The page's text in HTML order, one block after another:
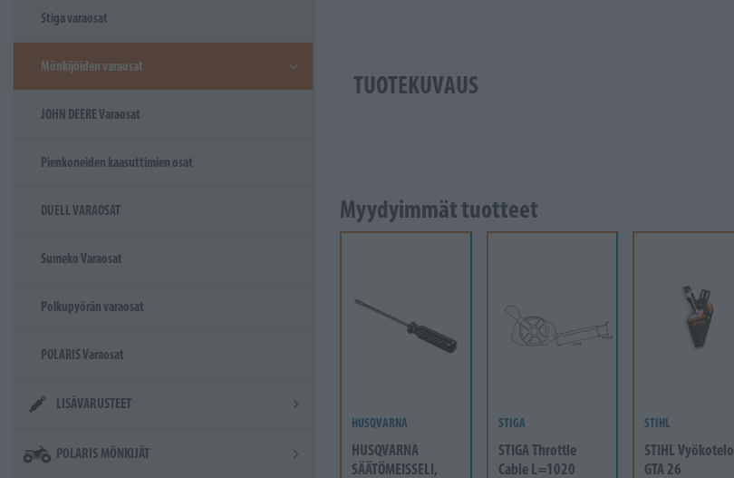
Stiga varaosat
Mönkijöiden varaosat
JOHN DEERE Varaosat
Pienkoneiden kaasuttimien osat
DUELL VARAOSAT
Sumeko Varaosat
Polkupyörän varaosat
POLARIS Varaosat
LISÄVARUSTEET
POLARIS MÖNKIJÄT
TUOTEKUVAUS
Myydyimmät tuotteet
HUSQVARNA
HUSQVARNA
SÄÄTÖMEISSELI,
STIGA
STIGA Throttle
Cable L=1020
STIHL
STIHL Vyökotelo
GTA 26